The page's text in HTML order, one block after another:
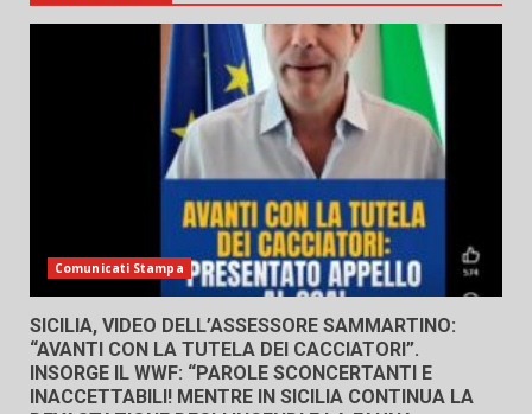
Comunicati Stampa
SICILIA, VIDEO DELL’ASSESSORE SAMMARTINO:
“AVANTI CON LA TUTELA DEI CACCIATORI”.
INSORGE IL WWF: “PAROLE SCONCERTANTI E
INACCETTABILI! MENTRE IN SICILIA CONTINUA LA